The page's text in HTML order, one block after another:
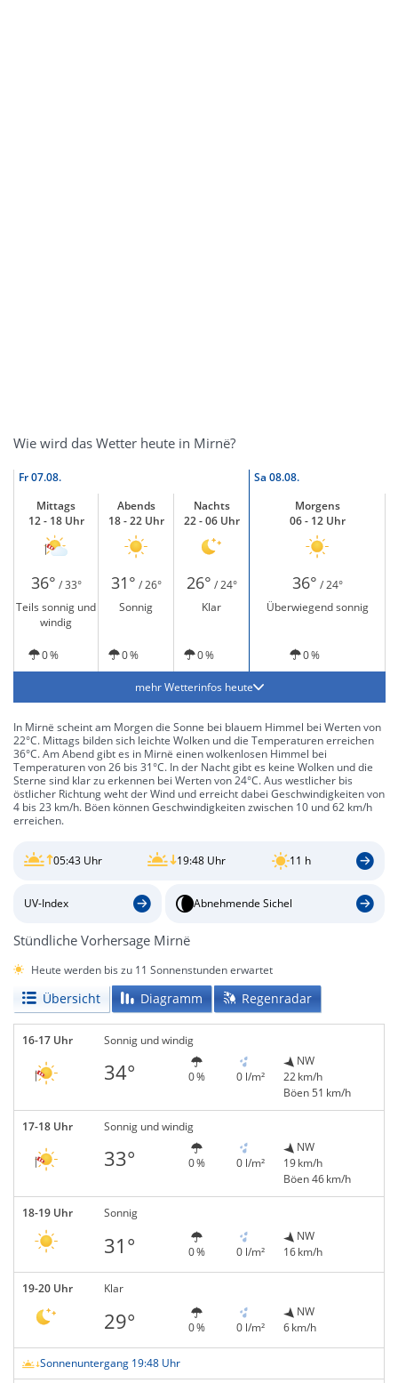
Wie wird das Wetter heute in Mirnë?
Fr07.08. Sa 08.08.
Mittags
12 - 18 Uhr
Abends
18 - 22 Uhr
Nachts
22 - 06 Uhr
Morgens
06 - 12 Uhr
36° / 33° 31° / 26° 26° / 24° 36° / 24°
Teils sonnig und
windig
Sonnig Klar Überwiegend sonnig
0 % 0 % 0 % 0 %
mehr Wetterinfos heute
In Mirnë scheint am Morgen die Sonne bei blauem Himmel bei Werten von
22°C. Mittags bilden sich leichte Wolken und die Temperaturen erreichen
36°C. Am Abend gibt es in Mirnë einen wolkenlosen Himmel bei
Temperaturen von 26 bis 31°C. In der Nacht gibt es keine Wolken und die
Sterne sind klar zu erkennen bei Werten von 24°C. Aus westlicher bis
östlicher Richtung weht der Wind und erreicht dabei Geschwindigkeiten von
4 bis 23 km/h. Böen können Geschwindigkeiten zwischen 10 und 62 km/h
erreichen.
05:43 Uhr 19:48 Uhr 11 h
UV-Index Abnehmende Sichel
Stündliche Vorhersage Mirnë
Heute werden bis zu 11 Sonnenstunden erwartet
Übersicht Diagramm Regenradar
16-17 Uhr Sonnig und windig
34° 0 % 0 l/m²
NW
22 km/h
Böen 51 km/h
17-18 Uhr Sonnig und windig
33° 0 % 0 l/m²
NW
19 km/h
Böen 46 km/h
18-19 Uhr Sonnig
31° 0 % 0 l/m²
NW
16 km/h
19-20 Uhr Klar
29° 0 % 0 l/m²
NW
6 km/h
Sonnenuntergang 19:48 Uhr